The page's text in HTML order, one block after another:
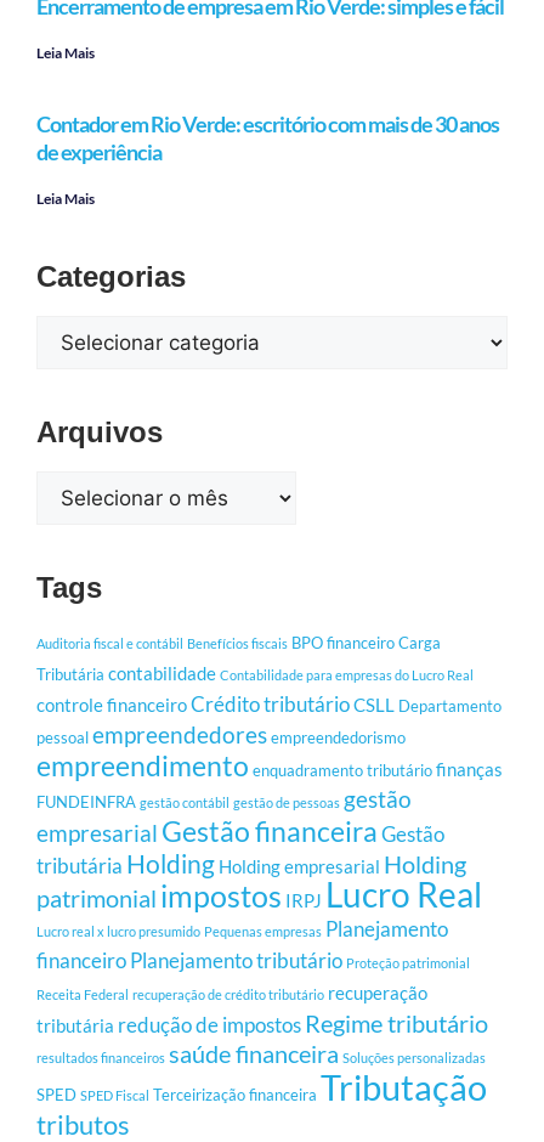
Encerramento de empresa em Rio Verde: simples e fácil
Leia Mais
Contador em Rio Verde: escritório com mais de 30 anos
de experiência
Leia Mais
Categorias
Arquivos
Tags
Auditoria fiscal e contábil Benefícios fiscais BPO financeiroCarga
Tributária contabilidade Contabilidade para empresas do Lucro Real
controle financeiroCrédito tributárioCSLL Departamento
pessoalempreendedoresempreendedorismo
empreendimento enquadramento tributáriofinanças
FUNDEINFRA gestão contábil gestão de pessoas gestão
empresarial Gestão financeiraGestão
tributária Holding Holding empresarial Holding
patrimonial impostos IRPJ Lucro Real
Lucro real x lucro presumido Pequenas empresas Planejamento
financeiroPlanejamento tributário Proteção patrimonial
Receita Federal recuperação de crédito tributário recuperação
tributária redução de impostos Regime tributário
resultados financeiros saúde financeira Soluções personalizadas
SPED SPED Fiscal Terceirização financeira Tributação
tributos